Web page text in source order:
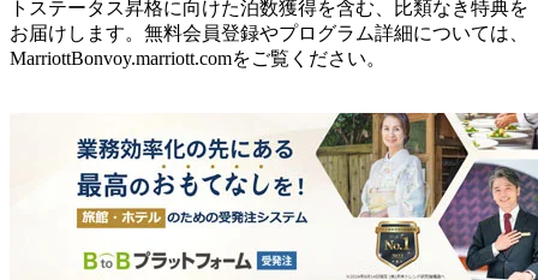
トステータス昇格に向けた泊数獲得を含む、比類なき特典を
お届けします。無料会員登録やプログラム詳細については、
MarriottBonvoy.marriott.comをご覧ください。